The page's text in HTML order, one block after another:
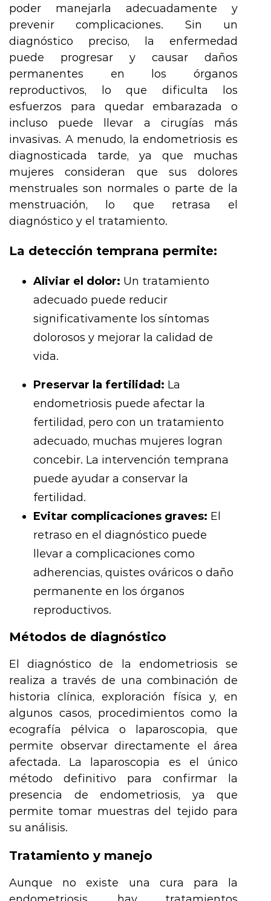
poder manejarla adecuadamente y
prevenir complicaciones. Sin un
diagnóstico preciso, la enfermedad
puede progresar y causar daños
permanentes en los órganos
reproductivos, lo que dificulta los
esfuerzos para quedar embarazada o
incluso puede llevar a cirugías más
invasivas. A menudo, la endometriosis es
diagnosticada tarde, ya que muchas
mujeres consideran que sus dolores
menstruales son normales o parte de la
menstruación, lo que retrasa el
diagnóstico y el tratamiento.
La detección temprana permite:
Aliviar el dolor: Un tratamiento
adecuado puede reducir
significativamente los síntomas
dolorosos y mejorar la calidad de
vida.
Preservar la fertilidad: La
endometriosis puede afectar la
fertilidad, pero con un tratamiento
adecuado, muchas mujeres logran
concebir. La intervención temprana
puede ayudar a conservar la
fertilidad.
Evitar complicaciones graves: El
retraso en el diagnóstico puede
llevar a complicaciones como
adherencias, quistes ováricos o daño
permanente en los órganos
reproductivos.
Métodos de diagnóstico
El diagnóstico de la endometriosis se
realiza a través de una combinación de
historia clínica, exploración física y, en
algunos casos, procedimientos como la
ecografía pélvica o laparoscopia, que
permite observar directamente el área
afectada. La laparoscopia es el único
método definitivo para confirmar la
presencia de endometriosis, ya que
permite tomar muestras del tejido para
su análisis.
Tratamiento y manejo
Aunque no existe una cura para la